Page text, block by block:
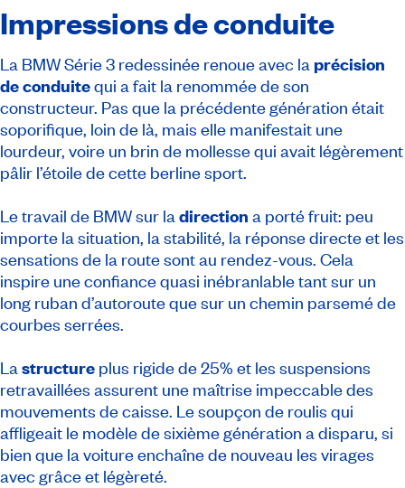
Impressions de conduite
La BMW Série 3 redessinée renoue avec la précision
de conduitequi a fait la renommée de son
constructeur. Pas que la précédente génération était
soporifique, loin de là, mais elle manifestait une
lourdeur, voire un brin de mollesse qui avait légèrement
pâlir l’étoile de cette berline sport.
Le travail de BMW sur la direction a porté fruit: peu
importe la situation, la stabilité, la réponse directe et les
sensations de la route sont au rendez-vous. Cela
inspire une confiance quasi inébranlable tant sur un
long ruban d’autoroute que sur un chemin parsemé de
courbes serrées.
La structure plus rigide de 25% et les suspensions
retravaillées assurent une maîtrise impeccable des
mouvements de caisse. Le soupçon de roulis qui
affligeait le modèle de sixième génération a disparu, si
bien que la voiture enchaîne de nouveau les virages
avec grâce et légèreté.